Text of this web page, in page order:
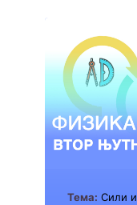
Тема: Сили